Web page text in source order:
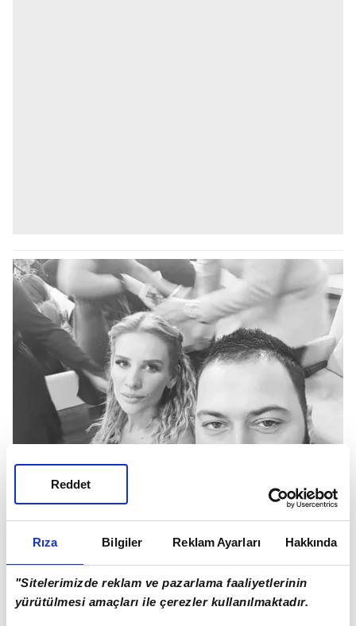
Rıza Bilgiler Reklam Ayarları Hakkında
"Sitelerimizde reklam ve pazarlama faaliyetlerinin
yürütülmesi amaçları ile çerezler kullanılmaktadır.
Reddet
HERKESİ KORKUTTU